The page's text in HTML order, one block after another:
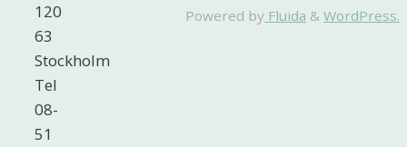
120
63
Stockholm
Tel
08-
51
Back
Top
Powered by Fluida & WordPress.